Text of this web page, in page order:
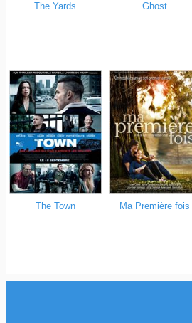
The Yards Ghost
The Town Ma Première fois